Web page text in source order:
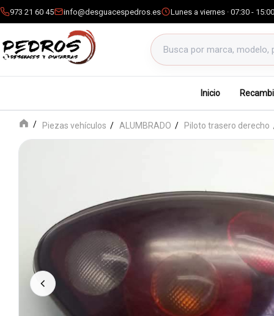
973 21 60 45 info@desguacespedros.es Lunes a viernes · 07:30 - 15:00
Buscar productos
Inicio
Piezas vehículos ALUMBRADO Piloto trasero derecho